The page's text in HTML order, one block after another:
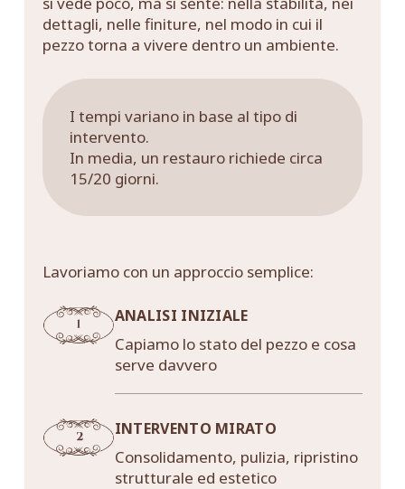
dettagli, nelle finiture, nel modo in cui il
pezzo torna a vivere dentro un ambiente.
I tempi variano in base al tipo di
intervento.
In media, un restauro richiede circa
15/20 giorni.
Lavoriamo con un approccio semplice:
ANALISI INIZIALE
Capiamo lo stato del pezzo e cosa
serve davvero
INTERVENTO MIRATO
Consolidamento, pulizia, ripristino
strutturale ed estetico